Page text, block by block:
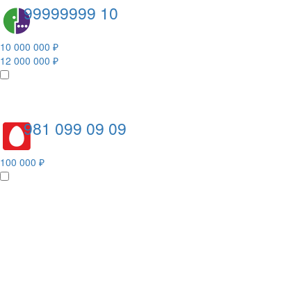
99999999 10
10 000 000 ₽
12 000 000 ₽
981 099 09 09
100 000 ₽